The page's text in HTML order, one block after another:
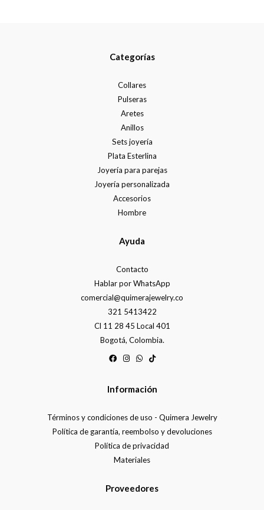
Categorías
Collares
Pulseras
Aretes
Anillos
Sets joyería
Plata Esterlina
Joyería para parejas
Joyería personalizada
Accesorios
Hombre
Ayuda
Contacto
Hablar por WhatsApp
comercial@quimerajewelry.co
321 5413422
Cl 11 28 45 Local 401
Bogotá, Colombia.
Información
Términos y condiciones de uso - Quimera Jewelry
Política de garantía, reembolso y devoluciones
Política de privacidad
Materiales
Proveedores